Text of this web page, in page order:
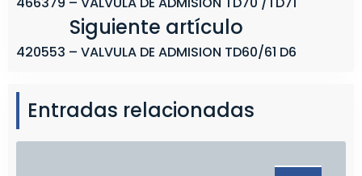
Siguiente artículo
420553 – VALVULA DE ADMISION TD60/61 D6
Entradas relacionadas